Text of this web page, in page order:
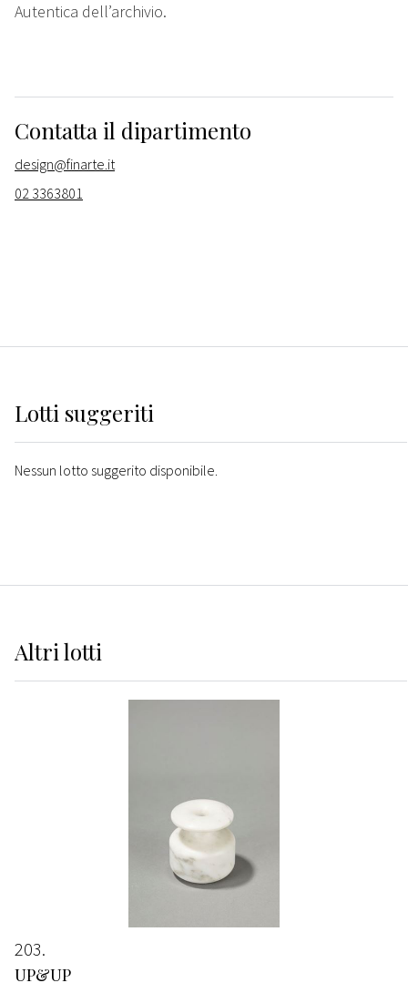
Autentica dell’archivio.
Contatta il dipartimento
design@finarte.it
02 3363801
Lotti suggeriti
Nessun lotto suggerito disponibile.
Altrilotti
203
UP&UP